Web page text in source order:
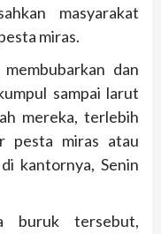
masyarakat
miras.
dan
sampai larut
mereka, terlebih
pesta miras atau
kantornya, Senin
buruk tersebut,